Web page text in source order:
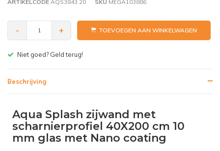
ARTIKELCODE AQS3843.20 SKU MEGA103886
- + TOEVOEGEN AAN WINKELWAGEN
Gratis bezorgen v.a. € 150,- (NL)
Beschrijving
Aqua Splash zijwand met
scharnierprofiel 40X200 cm 10
mm glas met Nano coating